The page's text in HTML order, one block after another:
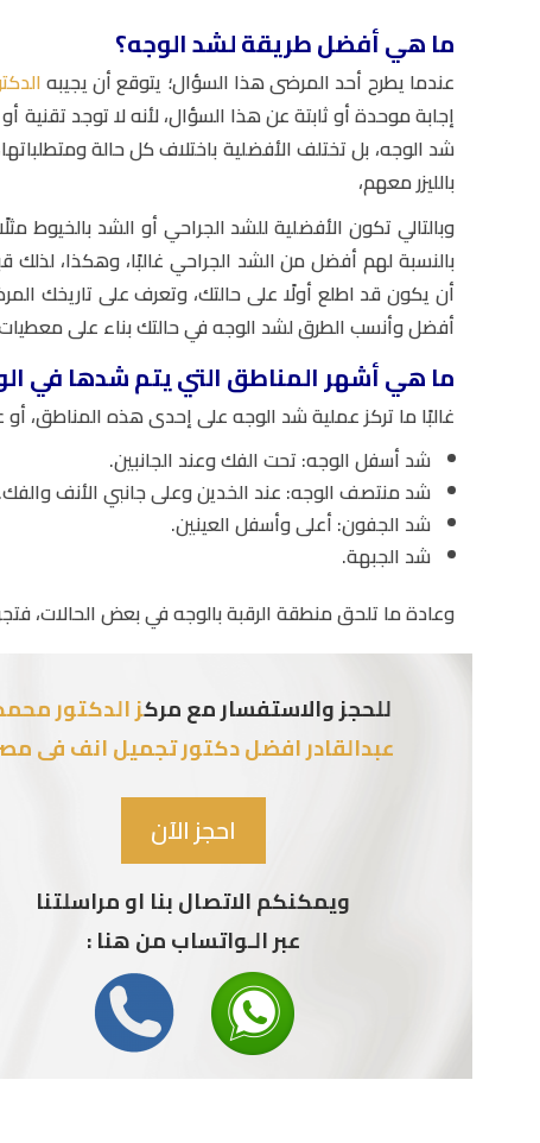
ما هي أفضل طريقة لشد الوجه؟
عندما يطرح أحد المرضى هذا السؤال؛ يتوقع أن يجيبه
إجابة موحدة أو ثابتة عن هذا السؤال، لأنه لا توجد
شد الوجه، بل تختلف الأفضلية باختلاف كل حالة
بالليزر معهم،
وبالتالي تكون الأفضلية للشد الجراحي أو الشد
بالنسبة لهم أفضل من الشد الجراحي غالبًا، وهكذا، لذلك
أن يكون قد اطلع أولًا على حالتك، وتعرف على تاريخك
أفضل وأنسب الطرق لشد الوجه في حالتك بناء على
ما هي أشهر المناطق التي يتم شدها في
غالبًا ما تركز عملية شد الوجه على إحدى هذه المناطق،
شد أسفل الوجه: تحت الفك وعند الجانبين.
شد منتصف الوجه: عند الخدين وعلى جانبي الأنف والفك.
شد الجفون: أعلى وأسفل العينين.
شد الجبهة.
وعادة ما تلحق منطقة الرقبة بالوجه في بعض الحالات،
للحجز والاستفسار مع مركز الدكتور
عبدالقادر افضل دكتور تجميل انف فى
احجز الآن
ويمكنكم الاتصال بنا او مراسلتنا
عبر الـواتساب من هنا :